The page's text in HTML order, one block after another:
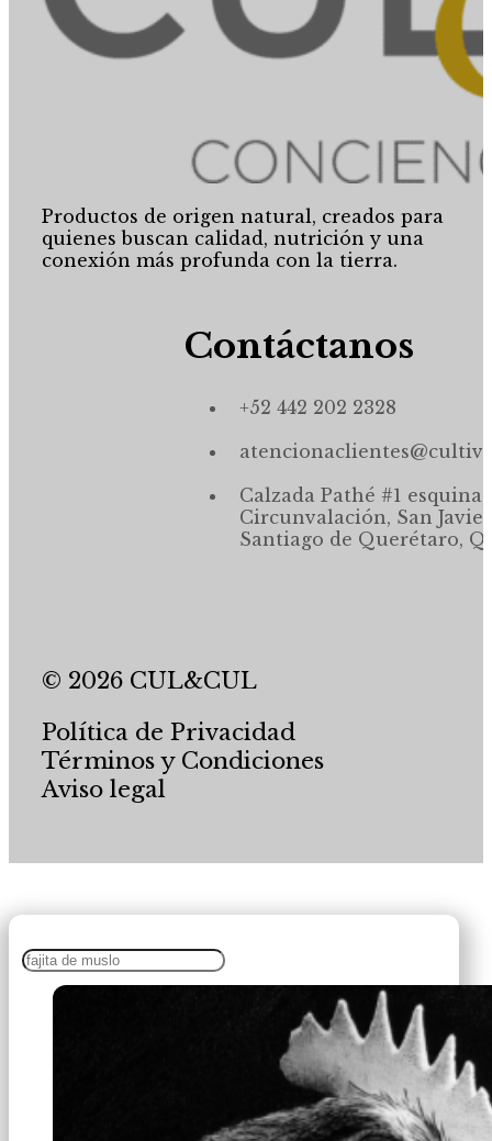
Productos de origen natural, creados para
quienes buscan calidad, nutrición y una
conexión más profunda con la tierra.
Contáctanos
+52 442 202 2328
Calzada Pathé #1 esquina,
Circunvalación, San
Santiago de Querétaro,
© 2026 CUL&CUL
Política de Privacidad
Términos y Condiciones
Aviso legal